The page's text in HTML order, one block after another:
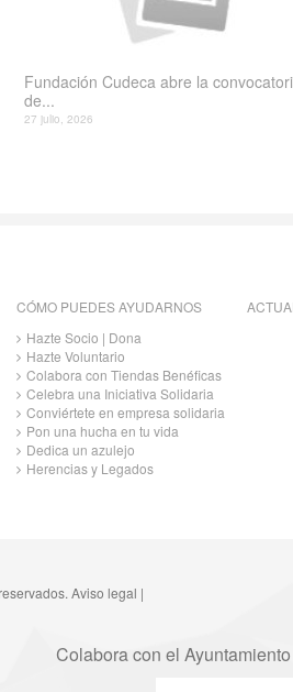
Fundación Cudeca abre la
de...
27 julio, 2026
CÓMO PUEDES AYUDARNOS
Hazte Socio | Dona
Hazte Voluntario
Colabora con Tiendas Benéficas
Celebra una Iniciativa Solidaria
Conviértete en empresa solidaria
Pon una hucha en tu vida
Dedica un azulejo
Herencias y Legados
Aviso legal |
Colabora con el